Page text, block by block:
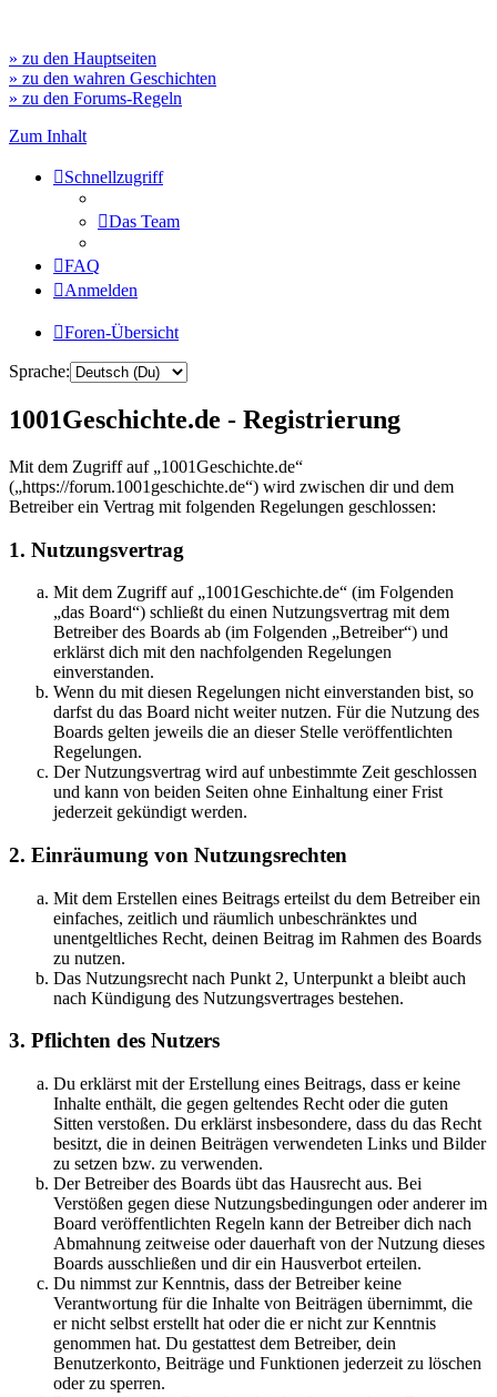
» zu den Hauptseiten
» zu den wahren Geschichten
» zu den Forums-Regeln
Zum Inhalt
Schnellzugriff
Das Team
FAQ
Anmelden
Foren-Übersicht
Sprache:
1001Geschichte.de - Registrierung
Mit dem Zugriff auf „1001Geschichte.de“
(„https://forum.1001geschichte.de“) wird zwischen dir und dem
Betreiber ein Vertrag mit folgenden Regelungen geschlossen:
1. Nutzungsvertrag
Mit dem Zugriff auf „1001Geschichte.de“ (im Folgenden
„das Board“) schließt du einen Nutzungsvertrag mit dem
Betreiber des Boards ab (im Folgenden „Betreiber“) und
erklärst dich mit den nachfolgenden Regelungen
einverstanden.
Wenn du mit diesen Regelungen nicht einverstanden bist, so
darfst du das Board nicht weiter nutzen. Für die Nutzung des
Boards gelten jeweils die an dieser Stelle veröffentlichten
Regelungen.
Der Nutzungsvertrag wird auf unbestimmte Zeit geschlossen
und kann von beiden Seiten ohne Einhaltung einer Frist
jederzeit gekündigt werden.
2. Einräumung von Nutzungsrechten
Mit dem Erstellen eines Beitrags erteilst du dem Betreiber ein
einfaches, zeitlich und räumlich unbeschränktes und
unentgeltliches Recht, deinen Beitrag im Rahmen des Boards
zu nutzen.
Das Nutzungsrecht nach Punkt 2, Unterpunkt a bleibt auch
nach Kündigung des Nutzungsvertrages bestehen.
3. Pflichten des Nutzers
Du erklärst mit der Erstellung eines Beitrags, dass er keine
Inhalte enthält, die gegen geltendes Recht oder die guten
Sitten verstoßen. Du erklärst insbesondere, dass du das Recht
besitzt, die in deinen Beiträgen verwendeten Links und Bilder
zu setzen bzw. zu verwenden.
Der Betreiber des Boards übt das Hausrecht aus. Bei
Verstößen gegen diese Nutzungsbedingungen oder anderer im
Board veröffentlichten Regeln kann der Betreiber dich nach
Abmahnung zeitweise oder dauerhaft von der Nutzung dieses
Boards ausschließen und dir ein Hausverbot erteilen.
Du nimmst zur Kenntnis, dass der Betreiber keine
Verantwortung für die Inhalte von Beiträgen übernimmt, die
er nicht selbst erstellt hat oder die er nicht zur Kenntnis
genommen hat. Du gestattest dem Betreiber, dein
Benutzerkonto, Beiträge und Funktionen jederzeit zu löschen
oder zu sperren.